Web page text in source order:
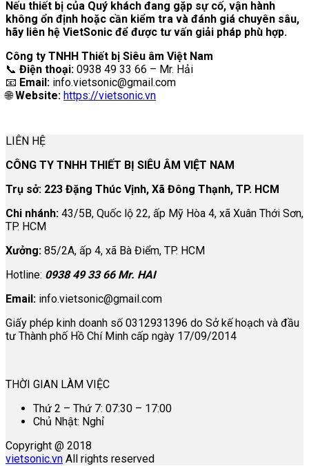
Nếu thiết bị của Quý khách đang gặp sự cố, vận hành
không ổn định hoặc cần kiểm tra và đánh giá chuyên sâu,
hãy liên hệ VietSonic để được tư vấn giải pháp phù hợp.
Công ty TNHH Thiết bị Siêu âm Việt Nam
📞 Điện thoại: 0938 49 33 66 – Mr. Hải
📧 Email: info.vietsonic@gmail.com
🌐Website: https://vietsonic.vn
LIÊN HỆ
CÔNG TY TNHH THIẾT BỊ SIÊU ÂM VIỆT NAM
Trụ sở: 223 Đặng Thúc Vịnh, Xã Đông Thạnh, TP. HCM
Chi nhánh: 43/5B, Quốc lộ 22, ấp Mỹ Hòa 4, xã Xuân Thới Sơn,
TP. HCM
Xưởng: 85/2A, ấp 4, xã Bà Điểm, TP. HCM
Hotline: 0938 49 33 66 Mr. HAI
Email: info.vietsonic@gmail.com
Giấy phép kinh doanh số 0312931396 do Sở kế hoạch và đầu
tư Thành phố Hồ Chí Minh cấp ngày 17/09/2014
THỜI GIAN LÀM VIỆC
Thứ 2 – Thứ 7: 07:30 – 17:00
Chủ Nhật: Nghỉ
Copyright @ 2018
vietsonic.vn All rights reserved